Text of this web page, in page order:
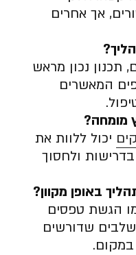
אך אחרים
?
תכנון נכון מראש
המאשרים
מומחה?
יכול ללוות את
ולחסוך
באופן מקוון?
הגשת טפסים
שדורשים
במקום.